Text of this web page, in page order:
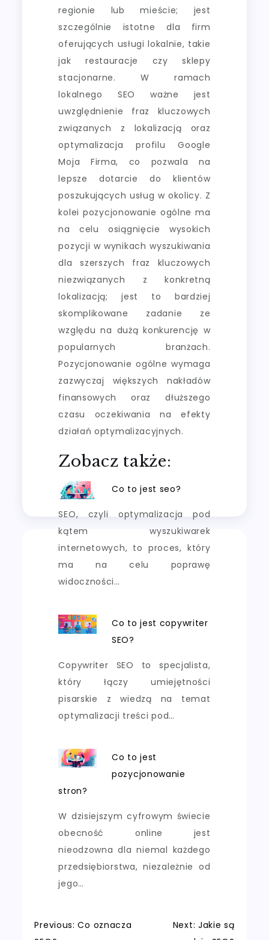
regionie lub mieście; jest
szczególnie istotne dla firm
oferujących usługi lokalnie, takie
jak restauracje czy sklepy
stacjonarne. W ramach
lokalnego SEO ważne jest
uwzględnienie fraz kluczowych
związanych z lokalizacją oraz
optymalizacja profilu Google
Moja Firma, co pozwala na
lepsze dotarcie do klientów
poszukujących usług w okolicy. Z
kolei pozycjonowanie ogólne ma
na celu osiągnięcie wysokich
pozycji w wynikach wyszukiwania
dla szerszych fraz kluczowych
niezwiązanych z konkretną
lokalizacją; jest to bardziej
skomplikowane zadanie ze
względu na dużą konkurencję w
popularnych branżach.
Pozycjonowanie ogólne wymaga
zazwyczaj większych nakładów
finansowych oraz dłuższego
czasu oczekiwania na efekty
działań optymalizacyjnych.
Zobacz także:
Co to jest seo?
SEO, czyli optymalizacja pod
kątem wyszukiwarek
internetowych, to proces, który
ma na celu poprawę
widoczności…
Co to jest copywriter
SEO?
Copywriter SEO to specjalista,
który łączy umiejętności
pisarskie z wiedzą na temat
optymalizacji treści pod…
Co to jest
pozycjonowanie
stron?
W dzisiejszym cyfrowym świecie
obecność online jest
nieodzowna dla niemal każdego
przedsiębiorstwa, niezależnie od
jego…
Nawigacja
Previous: Co oznacza
Next: Jakie są